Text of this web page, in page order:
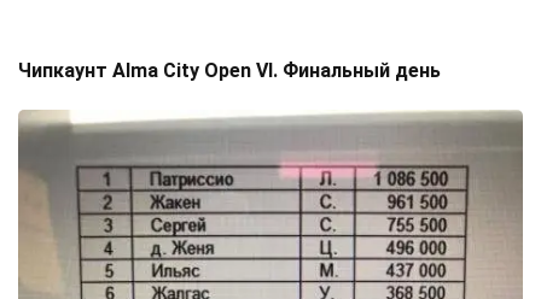
Чипкаунт Alma City Open VI. Финальный день